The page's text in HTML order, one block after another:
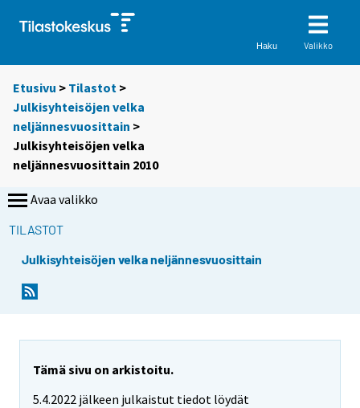
Haku Valikko
Etusivu > Tilastot >
Julkisyhteisöjen velka
neljännesvuosittain >
Julkisyhteisöjen velka
neljännesvuosittain 2010
Avaa valikko
TILASTOT
Julkisyhteisöjen velka neljännesvuosittain
Tämä sivu on arkistoitu.
5.4.2022 jälkeen julkaistut tiedot löydät